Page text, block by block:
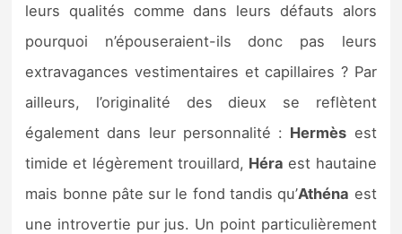
leurs qualités comme dans leurs défauts alors
pourquoi n’épouseraient-ils donc pas leurs
extravagances vestimentaires et capillaires ? Par
ailleurs, l’originalité des dieux se reflètent
également dans leur personnalité : Hermès est
timide et légèrement trouillard, Héra est hautaine
mais bonne pâte sur le fond tandis qu’Athéna est
une introvertie pur jus. Un point particulièrement